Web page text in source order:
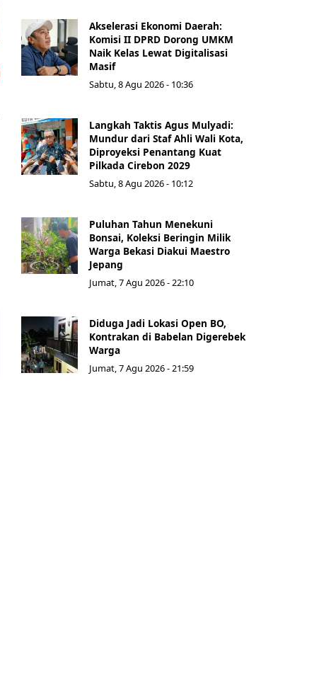
Akselerasi Ekonomi Daerah:
Komisi II DPRD Dorong UMKM
Naik Kelas Lewat Digitalisasi
Masif
Sabtu, 8 Agu 2026 - 10:36
Langkah Taktis Agus Mulyadi:
Mundur dari Staf Ahli Wali Kota,
Diproyeksi Penantang Kuat
Pilkada Cirebon 2029
Sabtu, 8 Agu 2026 - 10:12
Puluhan Tahun Menekuni
Bonsai, Koleksi Beringin Milik
Warga Bekasi Diakui Maestro
Jepang
Jumat, 7 Agu 2026 - 22:10
Diduga Jadi Lokasi Open BO,
Kontrakan di Babelan Digerebek
Warga
Jumat, 7 Agu 2026 - 21:59